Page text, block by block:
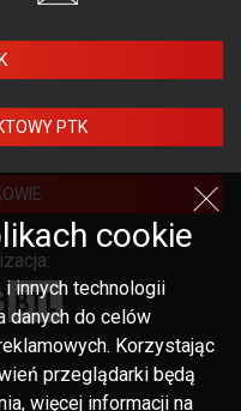
PTK
cookie
innych technologii
danych do celów
Korzystając
przeglądarki będą
więcej informacji na